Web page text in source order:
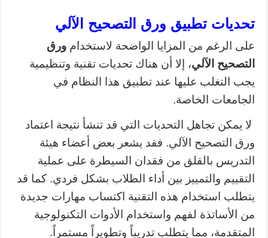
تحديات تطبيق ورق التصحيح الآلي
على الرغم من المزايا الواضحة لاستخدامورق
التصحيح الآلي، إلا أن هناك تحديات تقنية وتنظيمية
يجب التغلب عليها عند تطبيق هذا النظام في
الجامعات الخاصة.
لا يمكن تجاهل التحديات التي قد تنشأ نتيجة اعتماد
ورق التصحيح الآلي. فقد يشعر بعض أعضاء هيئة
التدريس بالقلق من فقدان السيطرة على عملية
التقييم والتمييز بين أداء الطلاب بشكل فردي. كما قد
يتطلب استخدام هذه التقنية اكتساب مهارات جديدة
من الأساتذة لفهم واستخدام الأدوات التكنولوجية
المتقدمة، مما يتطلب تدريباً وتطويراً مستمراً.